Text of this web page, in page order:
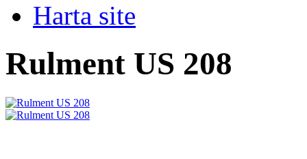
Harta site
Rulment US 208